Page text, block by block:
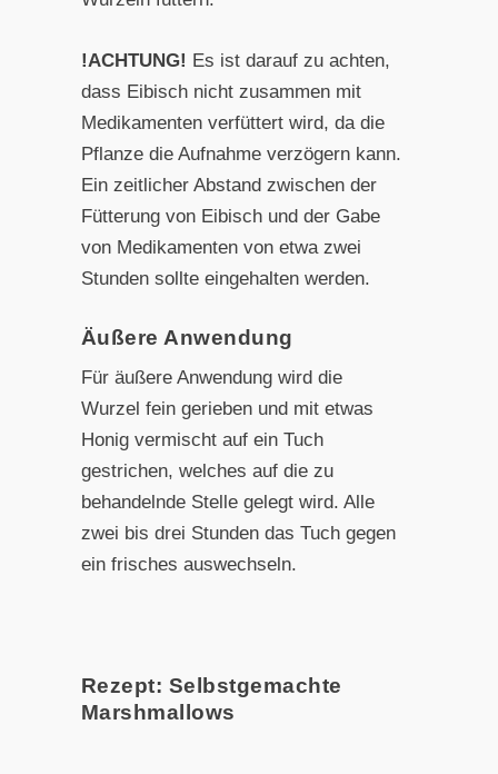
!ACHTUNG! Es ist darauf zu achten,
dass Eibisch nicht zusammen mit
Medikamenten verfüttert wird, da die
Pflanze die Aufnahme verzögern kann.
Ein zeitlicher Abstand zwischen der
Fütterung von Eibisch und der Gabe
von Medikamenten von etwa zwei
Stunden sollte eingehalten werden.
Äußere Anwendung
Für äußere Anwendung wird die
Wurzel fein gerieben und mit etwas
Honig vermischt auf ein Tuch
gestrichen, welches auf die zu
behandelnde Stelle gelegt wird. Alle
zwei bis drei Stunden das Tuch gegen
ein frisches auswechseln.
Rezept: Selbstgemachte
Marshmallows